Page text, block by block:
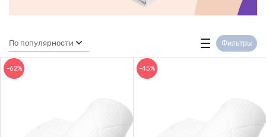
По популярности Фильтры
-62% -45%